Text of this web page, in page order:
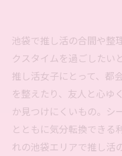
池袋で推し活の合間や整
クスタイムを過ごしたい
推し活女子にとって、都
を整えたり、友人と心ゆ
か見つけにくいもの。シ
とともに気分転換できる
れの池袋エリアで推し活